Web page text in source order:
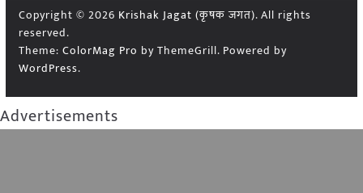
Copyright © 2026 Krishak Jagat (कृषक जगत). All rights
reserved.
Theme: ColorMag Pro by ThemeGrill. Powered by
WordPress.
Advertisements